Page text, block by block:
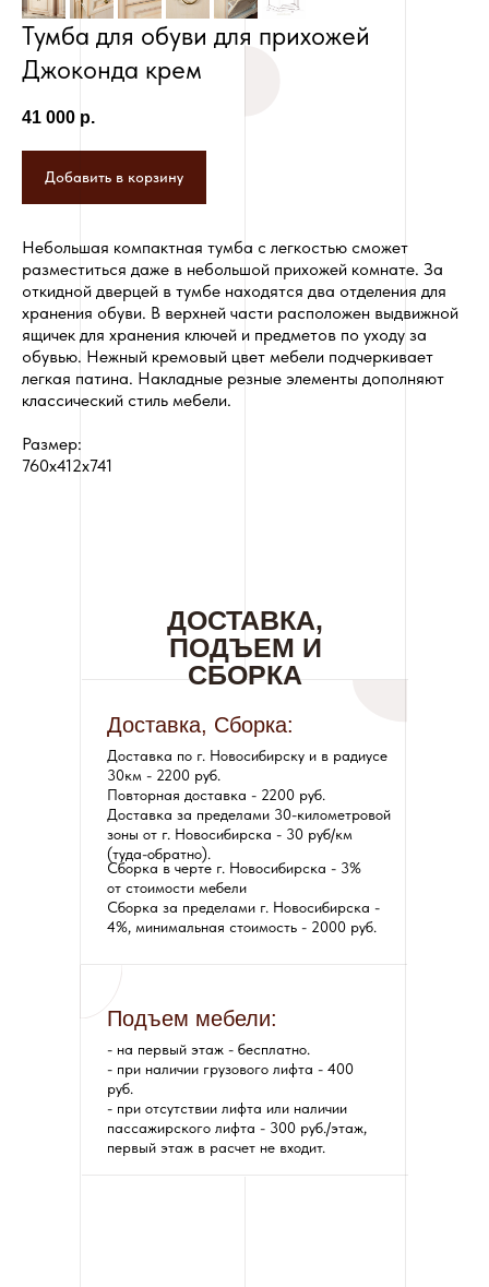
Тумба для обуви для прихожей
Джоконда крем
41 000 р.
Добавить в корзину
Небольшая компактная тумба с легкостью сможет
разместиться даже в небольшой прихожей комнате. За
откидной дверцей в тумбе находятся два отделения для
хранения обуви. В верхней части расположен выдвижной
ящичек для хранения ключей и предметов по уходу за
обувью. Нежный кремовый цвет мебели подчеркивает
легкая патина. Накладные резные элементы дополняют
классический стиль мебели.
Размер:
760x412x741
Доставка по г. Новосибирску и в радиусе
30км - 2200 руб.
Повторная доставка - 2200 руб.
Доставка за пределами 30-километровой
зоны от г. Новосибирска - 30 руб/км
(туда-обратно).
- на первый этаж - бесплатно.
- при наличии грузового лифта - 400
руб.
- при отсутствии лифта или наличии
пассажирского лифта - 300 руб./этаж,
первый этаж в расчет не входит.
Сборка в черте г. Новосибирска - 3%
от стоимости мебели
Сборка за пределами г. Новосибирска -
4%, минимальная стоимость - 2000 руб.
Подъем мебели:
Доставка, Сборка:
ДОСТАВКА,
ПОДЪЕМ И
СБОРКА